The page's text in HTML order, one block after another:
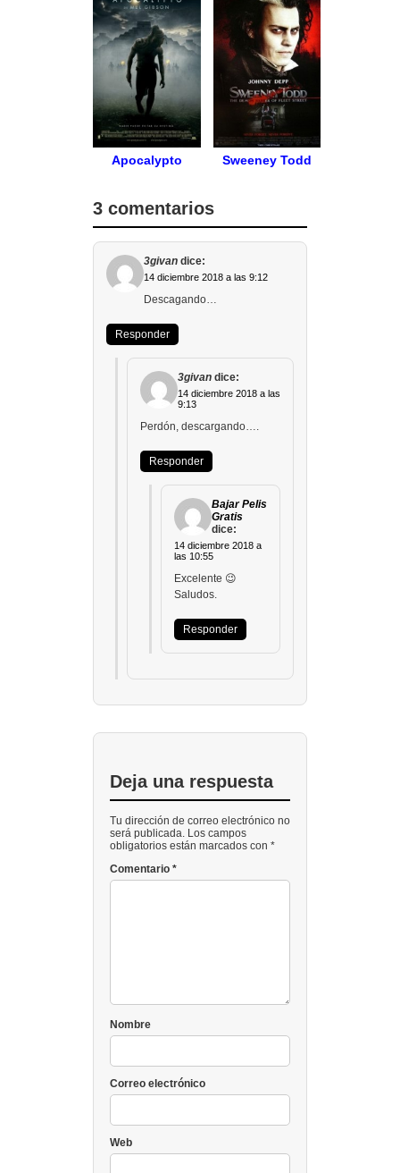
Apocalypto Sweeney Todd
3 comentarios
3givan dice:
14 diciembre 2018 a las 9:12
Descagando…
Responder
3givan dice:
14 diciembre 2018 a las
9:13
Perdón, descargando….
Responder
Bajar Pelis
Gratis
dice:
14 diciembre 2018 a
las 10:55
Excelente 😉
Saludos.
Responder
Deja una respuesta
Tu dirección de correo electrónico no
será publicada. Los campos
obligatorios están marcados con *
Comentario *
Nombre
Correo electrónico
Web